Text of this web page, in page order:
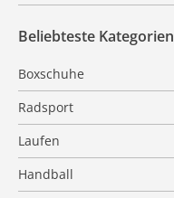
Beliebteste Kategorien
Boxschuhe
Radsport
Laufen
Handball